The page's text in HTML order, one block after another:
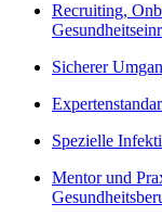
Recruiting,
Sicherer
Spezielle
Mentor und